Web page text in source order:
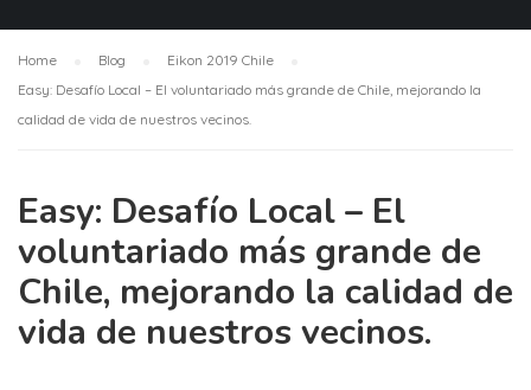
Home Blog
Eikon 2019 Chile
Easy: Desafío Local – El voluntariado más grande de Chile, mejorando la
calidad de vida de nuestros vecinos.
Easy: Desafío Local – El
voluntariado más grande de
Chile, mejorando la calidad de
vida de nuestros vecinos.